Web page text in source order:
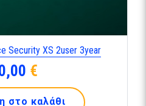
Security XS 2user 3year
€
στο καλάθι